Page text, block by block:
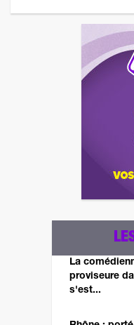
La
proviseure
s'est...